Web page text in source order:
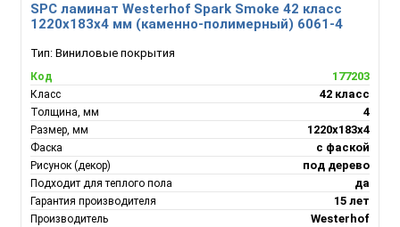
SPC ламинат Westerhof Spark Smoke 42 класс
1220х183х4 мм (каменно-полимерный) 6061-4
Тип: Виниловые покрытия
Код 177203
Класс 42 класс
Толщина, мм 4
Размер, мм 1220х183х4
Фаска с фаской
Рисунок (декор) под дерево
Подходит для теплого пола да
Гарантия производителя 15 лет
Производитель Westerhof